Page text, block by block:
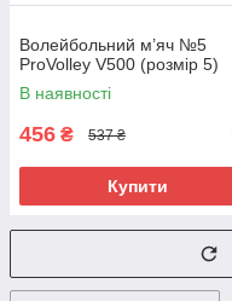
Волейбольний м’яч №5
ProVolley V500 (розмір 5)
В наявності
456 ₴ 537 ₴
Купити